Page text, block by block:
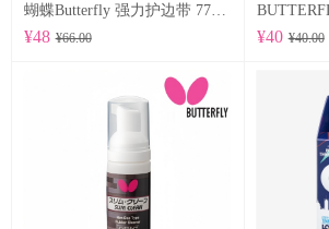
蝴蝶Butterfly 强力护边带 77500 POWER TAPE SP Ⅱ
¥48 ¥66.00 ¥40 ¥40.00